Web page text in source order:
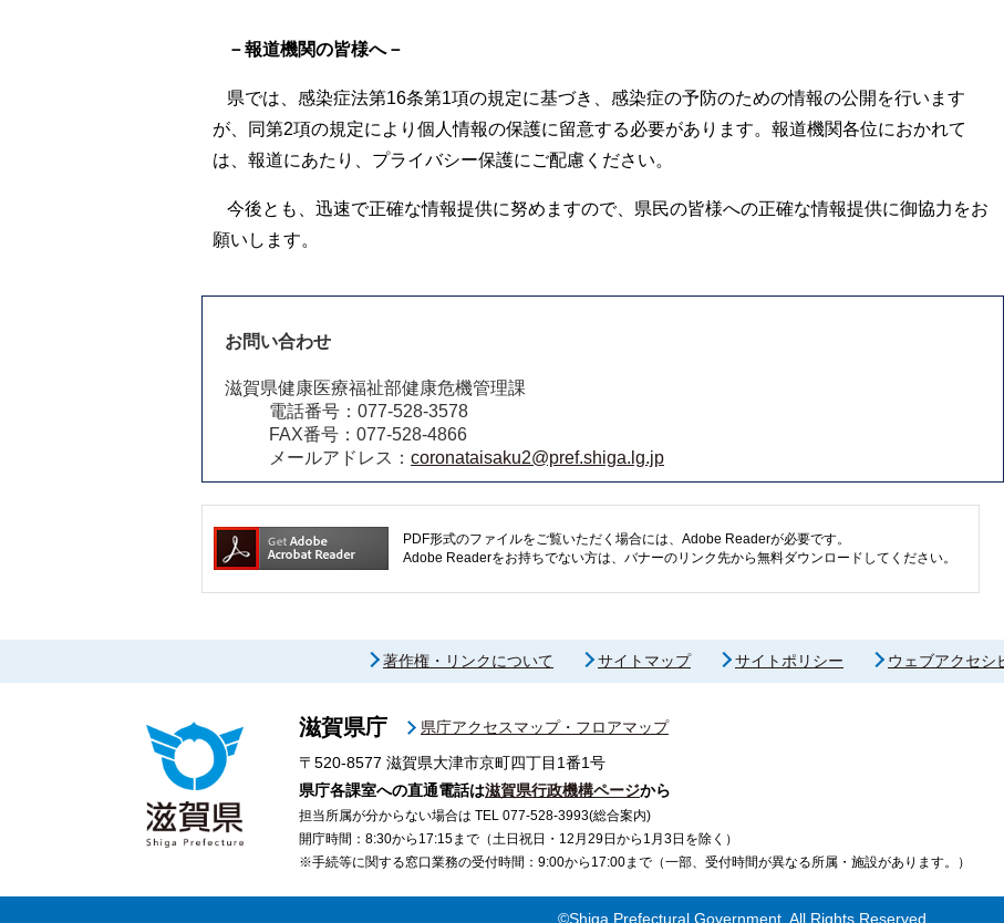
－報道機関の皆様へ－
県では、感染症法第16条第1項の規定に基づき、感染症の予防のための情報の公開を行います
が、同第2項の規定により個人情報の保護に留意する必要があります。報道機関各位におかれて
は、報道にあたり、プライバシー保護にご配慮ください。
今後とも、迅速で正確な情報提供に努めますので、県民の皆様への正確な情報提供に御協力をお
願いします。
お問い合わせ
滋賀県健康医療福祉部健康危機管理課
電話番号：077-528-3578
FAX番号：077-528-4866
メールアドレス： coronataisaku2@pref.shiga.lg.jp
PDF形式のファイルをご覧いただく場合には、Adobe Readerが必要です。
Adobe Readerをお持ちでない方は、バナーのリンク先から無料ダウンロードしてください。
著作権・リンクについて サイトマップ サイトポリシー ウェブアクセシ
滋賀県庁
県庁アクセスマップ・フロアマップ
〒520-8577 滋賀県大津市京町四丁目1番1号
県庁各課室への直通電話は滋賀県行政機構ページから
担当所属が分からない場合は TEL 077-528-3993(総合案内)
開庁時間：8:30から17:15まで（土日祝日・12月29日から1月3日を除く）
※手続等に関する窓口業務の受付時間：9:00から17:00まで（一部、受付時間が異なる所属・施設があります。）
©Shiga Prefectural Government. All Rights Reserved.